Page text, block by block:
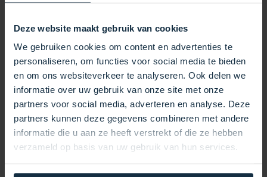
Deze website maakt gebruik van cookies
We gebruiken cookies om content en advertenties te
personaliseren, om functies voor social media te bieden
en om ons websiteverkeer te analyseren. Ook delen we
informatie over uw gebruik van onze site met onze
partners voor social media, adverteren en analyse. Deze
partners kunnen deze gegevens combineren met andere
informatie die u aan ze heeft verstrekt of die ze hebben
verzameld op basis van uw gebruik van hun services.
Kompatibilität: Speziell für Steuerungssysteme der GL-
Einfache Installation: Für eine einfache und schnelle
Installation durch Fachleute entwickelt.
Haltbarkeit: Hochwertige Materialien für lang
anhaltende Leistung.
Wichtige Hinweise:
Installation: Muss von einem geschulten Fachmann
oder einer qualifizierten Person installiert werden.
Garantie: Eine unsachgemäße Installation kann zu